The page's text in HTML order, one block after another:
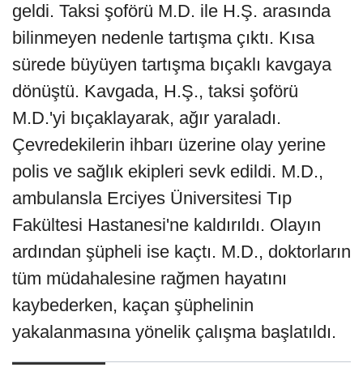
geldi. Taksi şoförü M.D. ile H.Ş. arasında
bilinmeyen nedenle tartışma çıktı. Kısa
sürede büyüyen tartışma bıçaklı kavgaya
dönüştü. Kavgada, H.Ş., taksi şoförü
M.D.'yi bıçaklayarak, ağır yaraladı.
Çevredekilerin ihbarı üzerine olay yerine
polis ve sağlık ekipleri sevk edildi. M.D.,
ambulansla Erciyes Üniversitesi Tıp
Fakültesi Hastanesi'ne kaldırıldı. Olayın
ardından şüpheli ise kaçtı. M.D., doktorların
tüm müdahalesine rağmen hayatını
kaybederken, kaçan şüphelinin
yakalanmasına yönelik çalışma başlatıldı.